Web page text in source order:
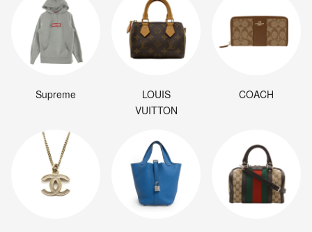
Supreme
LOUIS
VUITTON
COACH